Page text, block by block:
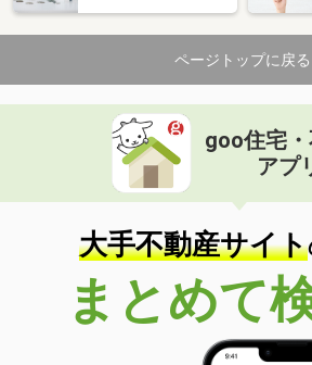
ページトップに戻る
goo住宅
アプ
大手不動産サイト
まとめて